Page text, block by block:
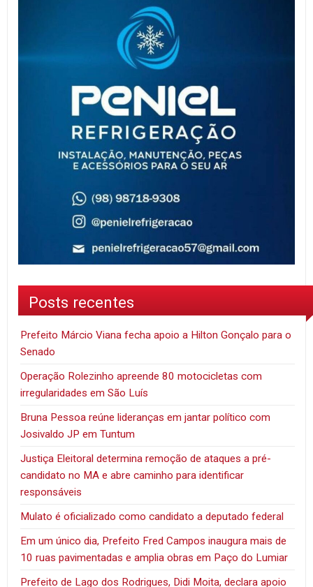
Posts recentes
Prefeito Márcio Viana fecha apoio a Hilton Gonçalo para o
Senado
Operação Rolezinho apreende 80 motocicletas com
irregularidades em São Luís
Bruna Pessoa reúne lideranças em jantar político com
Josivaldo JP em Tuntum
Justiça Eleitoral determina remoção de ataques a pré-
candidato no MA e abre caminho para identificar
responsáveis
Mulato é oficializado como candidato a deputado federal
Em um único dia, Prefeito Fred Campos inaugura mais de
10 ruas pavimentadas e amplia obras em Paço do Lumiar
Prefeito de Lago dos Rodrigues, Didi Moita, declara apoio